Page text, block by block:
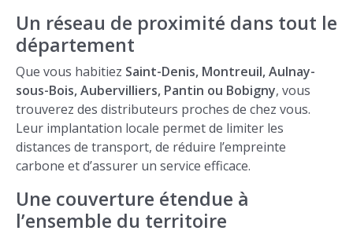
Un réseau de proximité dans tout le
département
Que vous habitiez Saint-Denis, Montreuil, Aulnay-
sous-Bois, Aubervilliers, Pantin ou Bobigny, vous
trouverez des distributeurs proches de chez vous.
Leur implantation locale permet de limiter les
distances de transport, de réduire l’empreinte
carbone et d’assurer un service efficace.
Une couverture étendue à
l’ensemble du territoire